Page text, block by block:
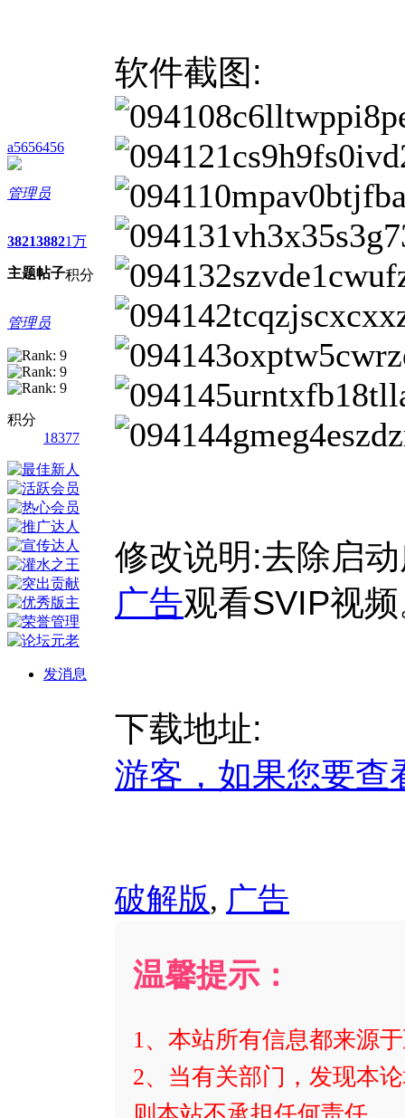
a5656456
管理员
3821
主题
3882
帖子
1万
积分
管理员
积分
18377
发消息
软件截图:
修改说明:去除启
广告观看SVIP视
下载地址:
游客，如果您要查
破解版, 广告
温馨提示：
1、本站所有信息都来源
2、当有关部门，发现本